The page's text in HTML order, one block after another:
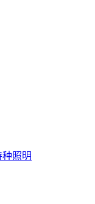
照明